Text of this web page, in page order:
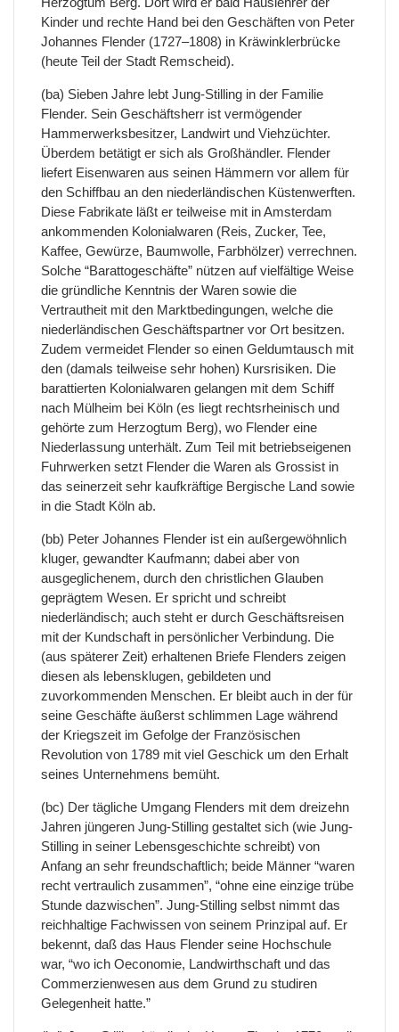
Kinder und rechte Hand bei den Geschäften von Peter
Johannes Flender (1727–1808) in Kräwinklerbrücke
(heute Teil der Stadt Remscheid).
(ba) Sieben Jahre lebt Jung-Stilling in der Familie
Flender. Sein Geschäftsherr ist vermögender
Hammerwerksbesitzer, Landwirt und Viehzüchter.
Überdem betätigt er sich als Großhändler. Flender
liefert Eisenwaren aus seinen Hämmern vor allem für
den Schiffbau an den niederländischen Küstenwerften.
Diese Fabrikate läßt er teilweise mit in Amsterdam
ankommenden Kolonialwaren (Reis, Zucker, Tee,
Kaffee, Gewürze, Baumwolle, Farbhölzer) verrechnen.
Solche “Barattogeschäfte” nützen auf vielfältige Weise
die gründliche Kenntnis der Waren sowie die
Vertrautheit mit den Marktbedingungen, welche die
niederländischen Geschäftspartner vor Ort besitzen.
Zudem vermeidet Flender so einen Geldumtausch mit
den (damals teilweise sehr hohen) Kursrisiken. Die
barattierten Kolonialwaren gelangen mit dem Schiff
nach Mülheim bei Köln (es liegt rechtsrheinisch und
gehörte zum Herzogtum Berg), wo Flender eine
Niederlassung unterhält. Zum Teil mit betriebseigenen
Fuhrwerken setzt Flender die Waren als Grossist in
das seinerzeit sehr kaufkräftige Bergische Land sowie
in die Stadt Köln ab.
(bb) Peter Johannes Flender ist ein außergewöhnlich
kluger, gewandter Kaufmann; dabei aber von
ausgeglichenem, durch den christlichen Glauben
geprägtem Wesen. Er spricht und schreibt
niederländisch; auch steht er durch Geschäftsreisen
mit der Kundschaft in persönlicher Verbindung. Die
(aus späterer Zeit) erhaltenen Briefe Flenders zeigen
diesen als lebensklugen, gebildeten und
zuvorkommenden Menschen. Er bleibt auch in der für
seine Geschäfte äußerst schlimmen Lage während
der Kriegszeit im Gefolge der Französischen
Revolution von 1789 mit viel Geschick um den Erhalt
seines Unternehmens bemüht.
(bc) Der tägliche Umgang Flenders mit dem dreizehn
Jahren jüngeren Jung-Stilling gestaltet sich (wie Jung-
Stilling in seiner Lebensgeschichte schreibt) von
Anfang an sehr freundschaftlich; beide Männer “waren
recht vertraulich zusammen”, “ohne eine einzige trübe
Stunde dazwischen”. Jung-Stilling selbst nimmt das
reichhaltige Fachwissen von seinem Prinzipal auf. Er
bekennt, daß das Haus Flender seine Hochschule
war, “wo ich Oeconomie, Landwirthschaft und das
Commerzienwesen aus dem Grund zu studiren
Gelegenheit hatte.”